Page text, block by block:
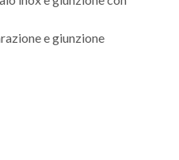
e giunzione